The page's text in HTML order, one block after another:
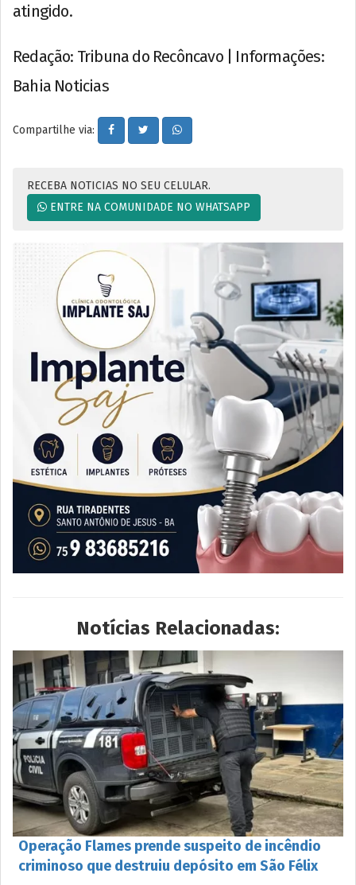
atingido.
Redação: Tribuna do Recôncavo | Informações:
Bahia Noticias
Compartilhe via:
RECEBA NOTICIAS NO SEU CELULAR.
ENTRE NA COMUNIDADE NO WHATSAPP
Notícias Relacionadas:
Operação Flames prende suspeito de incêndio
criminoso que destruiu depósito em São Félix